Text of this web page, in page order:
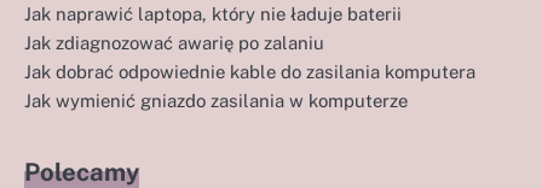
Jak naprawić laptopa, który nie ładuje baterii
Jak zdiagnozować awarię po zalaniu
Jak dobrać odpowiednie kable do zasilania komputera
Jak wymienić gniazdo zasilania w komputerze
Polecamy